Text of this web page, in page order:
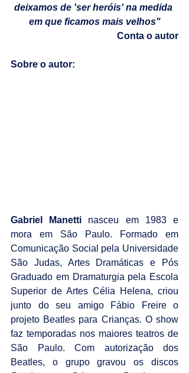
deixamos de 'ser heróis' na medida
em que ficamos mais velhos"
Conta o autor
Sobre o autor:
Gabriel Manetti nasceu em 1983 e
mora em São Paulo. Formado em
Comunicação Social pela Universidade
São Judas, Artes Dramáticas e Pós
Graduado em Dramaturgia pela Escola
Superior de Artes Célia Helena, criou
junto do seu amigo Fábio Freire o
projeto Beatles para Crianças. O show
faz temporadas nos maiores teatros de
São Paulo. Com autorização dos